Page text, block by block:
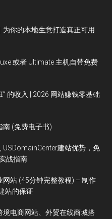
你的本地生意打造真正可用
或者 Ultimate 主机自带免费
的收入 | 2026 网站赚钱零基础
南 (免费电子书)
建站优势，免
战指南
站 (45分钟完整教程) – 制作
站的保证
电商网站、外贸在线商城搭